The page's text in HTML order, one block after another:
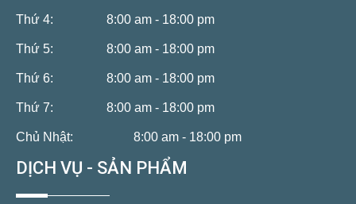
Thứ 4: 8:00 am - 18:00 pm
Thứ 5: 8:00 am - 18:00 pm
Thứ 6: 8:00 am - 18:00 pm
Thứ 7: 8:00 am - 18:00 pm
Chủ Nhật: 8:00 am - 18:00 pm
DỊCH VỤ - SẢN PHẨM